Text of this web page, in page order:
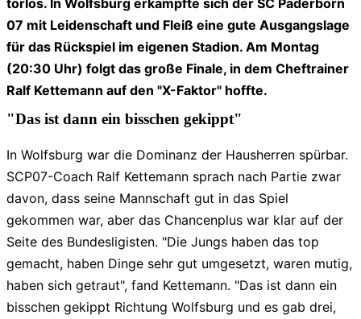
07 mit Leidenschaft und Fleiß eine gute Ausgangslage
für das Rückspiel im eigenen Stadion. Am Montag
(20:30 Uhr) folgt das große Finale, in dem Cheftrainer
Ralf Kettemann auf den "X-Faktor" hoffte.
"Das ist dann ein bisschen gekippt"
In Wolfsburg war die Dominanz der Hausherren spürbar.
SCP07-Coach Ralf Kettemann sprach nach Partie zwar
davon, dass seine Mannschaft gut in das Spiel
gekommen war, aber das Chancenplus war klar auf der
Seite des Bundesligisten. "Die Jungs haben das top
gemacht, haben Dinge sehr gut umgesetzt, waren mutig,
haben sich getraut", fand Kettemann. "Das ist dann ein
bisschen gekippt Richtung Wolfsburg und es gab drei,